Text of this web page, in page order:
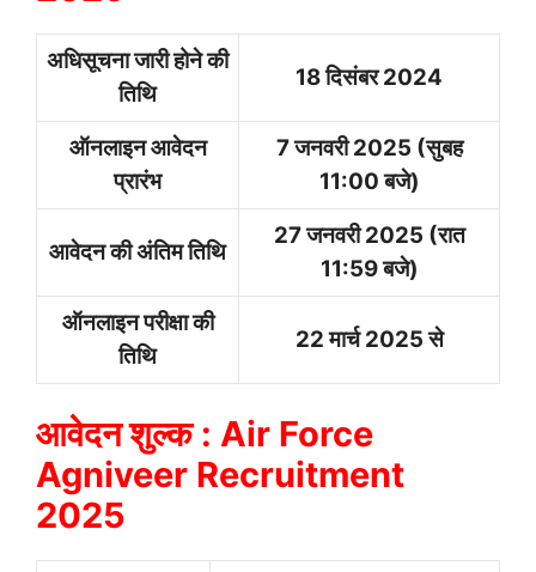
अधिसूचना जारी होने की
तिथि
18 दिसंबर 2024
ऑनलाइन आवेदन
प्रारंभ
7 जनवरी 2025 (सुबह
11:00 बजे)
आवेदन की अंतिम तिथि
27 जनवरी 2025 (रात
11:59 बजे)
ऑनलाइन परीक्षा की
तिथि
22 मार्च 2025 से
आवेदन शुल्क : Air Force
Agniveer Recruitment
2025